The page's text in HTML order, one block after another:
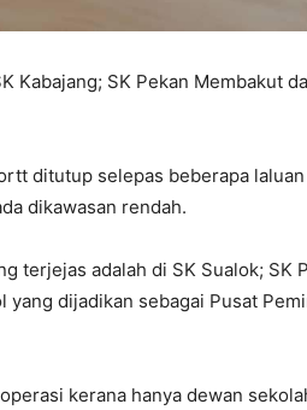
SK Pekan Membakut
ditutup selepas beberapa laluan
dikawasan rendah.
terjejas adalah di SK Sualok; SK
yang dijadikan sebagai Pusat
kerana hanya dewan